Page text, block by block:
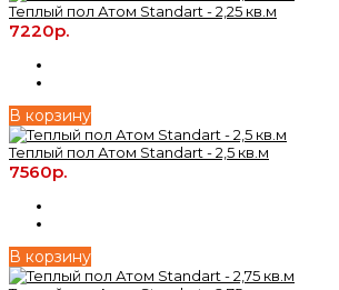
Теплый пол Атом Standart - 2,25 кв.м
7220р.
В корзину
Теплый пол Атом Standart - 2,5 кв.м
7560р.
В корзину